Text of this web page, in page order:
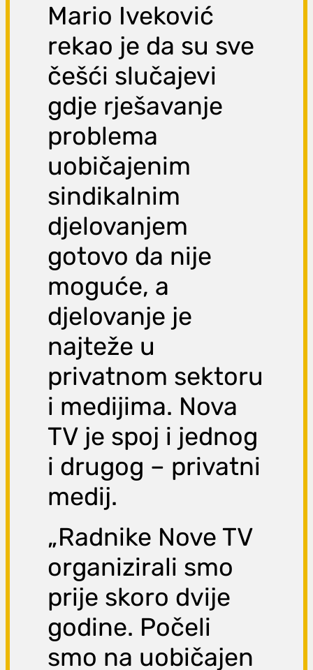
Mario Iveković
rekao je da su sve
češći slučajevi
gdje rješavanje
problema
uobičajenim
sindikalnim
djelovanjem
gotovo da nije
moguće, a
djelovanje je
najteže u
privatnom sektoru
i medijima. Nova
TV je spoj i jednog
i drugog – privatni
medij.
„Radnike Nove TV
organizirali smo
prije skoro dvije
godine. Počeli
smo na uobičajen